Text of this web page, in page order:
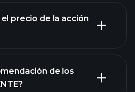
precio de la acción
de los